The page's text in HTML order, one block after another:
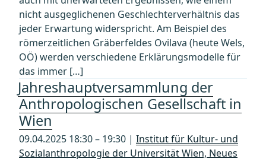
nicht ausgeglichenen Geschlechterverhältnis das
jeder Erwartung widerspricht. Am Beispiel des
römerzeitlichen Gräberfeldes Ovilava (heute Wels,
OÖ) werden verschiedene Erklärungsmodelle für
das immer […]
Jahreshauptversammlung der
Anthropologischen Gesellschaft in
Wien
09.04.2025 18:30 – 19:30 | Institut für Kultur- und
Sozialanthropologie der Universität Wien, Neues